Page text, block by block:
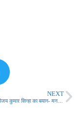
NEXT
उपमुख्यमंत्री विजय कुमार सिन्हा का बयान- मन की बात से देश को मिला संदेश, तेजस्वी पर किया हमला!